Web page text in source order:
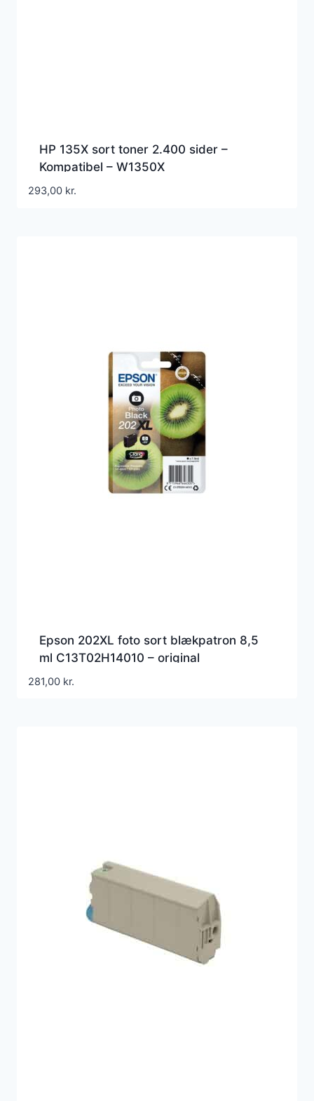
HP 135X sort toner 2.400 sider –
Kompatibel – W1350X
293,00 kr.
Epson 202XL foto sort blækpatron 8,5
ml C13T02H14010 – original
281,00 kr.